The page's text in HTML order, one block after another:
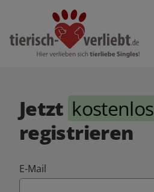
Jetzt kostenlos
registrieren
E-Mail